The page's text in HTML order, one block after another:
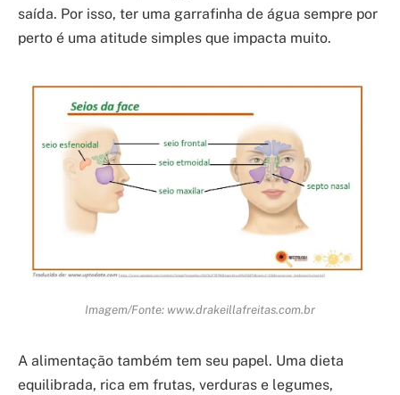
saída. Por isso, ter uma garrafinha de água sempre por
perto é uma atitude simples que impacta muito.
Imagem/Fonte: www.drakeillafreitas.com.br
A alimentação também tem seu papel. Uma dieta
equilibrada, rica em frutas, verduras e legumes,